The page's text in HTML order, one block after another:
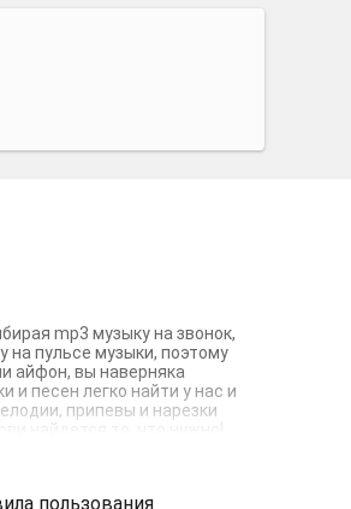
mp3 музыку на звонок,
пульсе музыки, поэтому
айфон, вы наверняка
песен легко найти у нас и
припевы и нарезки
найдется то, что нужно!
пользования